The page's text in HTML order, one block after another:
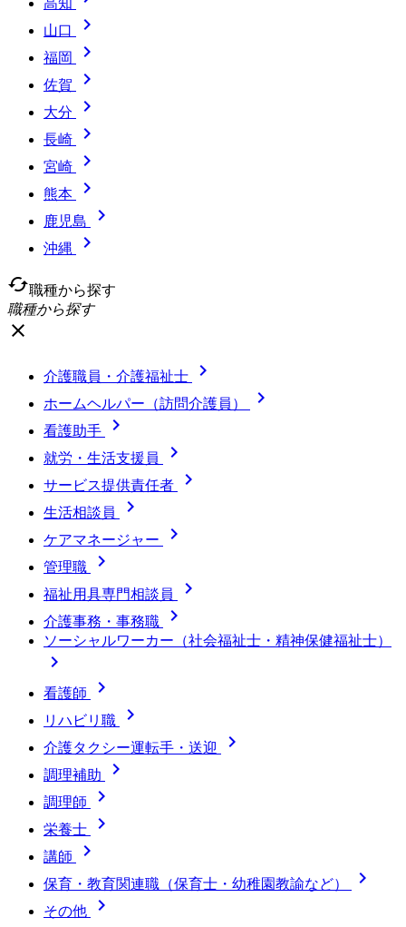
山口 
福岡 
佐賀 
大分 
長崎 
宮崎 
熊本 
鹿児島 
沖縄

cached職種から探す
職種から探す
close
介護職員・介護福祉士 
ホームヘルパー（訪問介護員） 
看護助手 
就労・生活支援員 
サービス提供責任者 
生活相談員 
ケアマネージャー 
管理職 
福祉用具専門相談員 
介護事務・事務職 
ソーシャルワーカー（社会福祉士・精神保健福祉士）

看護師 
リハビリ職 
介護タクシー運転手・送迎 
調理補助 
調理師 
栄養士 
講師 
保育・教育関連職（保育士・幼稚園教諭など） 
その他
